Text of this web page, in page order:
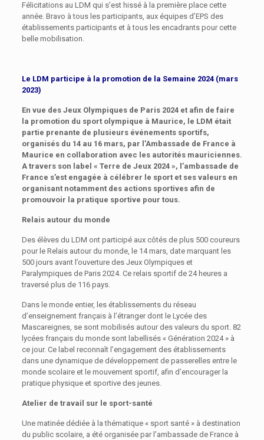
Félicitations au LDM qui s’est hissé à la première place cette
année. Bravo à tous les participants, aux équipes d’EPS des
établissements participants et à tous les encadrants pour cette
belle mobilisation.
Le LDM participe à la promotion de la Semaine 2024 (mars
2023)
En vue des Jeux Olympiques de Paris 2024 et afin de faire
la promotion du sport olympique à Maurice, le LDM était
partie prenante de plusieurs événements sportifs,
organisés du 14 au 16 mars, par l’Ambassade de France à
Maurice en collaboration avec les autorités mauriciennes.
A travers son label « Terre de Jeux 2024 », l’ambassade de
France s’est engagée à célébrer le sport et ses valeurs en
organisant notamment des actions sportives afin de
promouvoir la pratique sportive pour tous.
Relais autour du monde
Des élèves du LDM ont participé aux côtés de plus 500 coureurs
pour le Relais autour du monde, le 14 mars, date marquant les
500 jours avant l’ouverture des Jeux Olympiques et
Paralympiques de Paris 2024. Ce relais sportif de 24 heures a
traversé plus de 116 pays.
Dans le monde entier, les établissements du réseau
d’enseignement français à l’étranger dont le Lycée des
Mascareignes, se sont mobilisés autour des valeurs du sport. 82
lycées français du monde sont labellisés « Génération 2024 » à
ce jour. Ce label reconnaît l’engagement des établissements
dans une dynamique de développement de passerelles entre le
monde scolaire et le mouvement sportif, afin d’encourager la
pratique physique et sportive des jeunes.
Atelier de travail sur le sport-santé
Une matinée dédiée à la thématique « sport santé » à destination
du public scolaire, a été organisée par l’ambassade de France à